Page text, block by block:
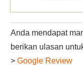
Anda mendapat
berikan ulasan
> Google Review